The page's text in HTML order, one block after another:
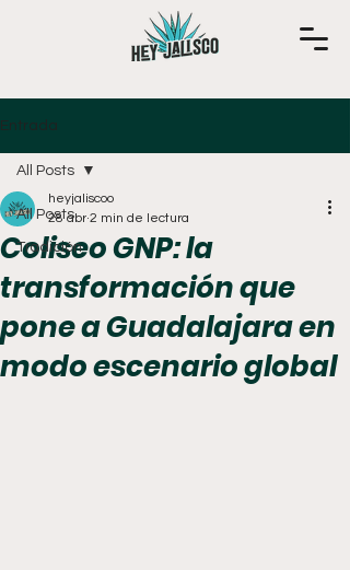
Entrada
All Posts
Tradición
All Posts
Coliseo GNP: la
transformación que
pone a Guadalajara en
modo escenario global
heyjaliscoo
28 abr 2 min de lectura